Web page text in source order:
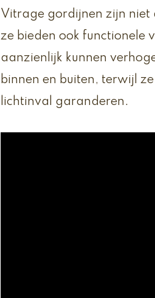
Vitrage gordijnen zijn niet
ze bieden ook functionele
aanzienlijk kunnen
binnen en buiten, terwijl
lichtinval garanderen.